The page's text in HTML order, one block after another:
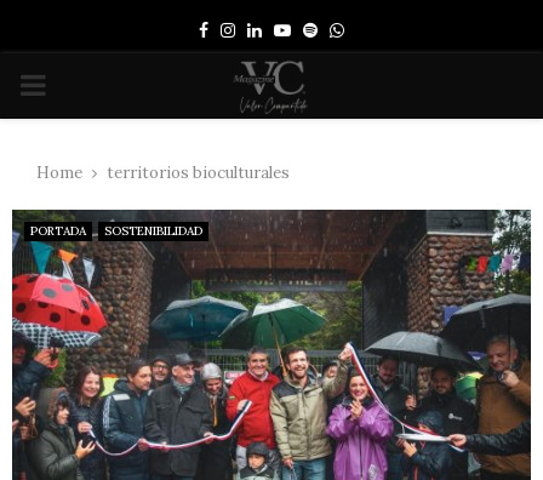
Facebook
Instagram
LinkedinYoutube
SpotifyWhatsapp
PRIMARY
Home territorios bioculturales
PORTADA SOSTENIBILIDAD